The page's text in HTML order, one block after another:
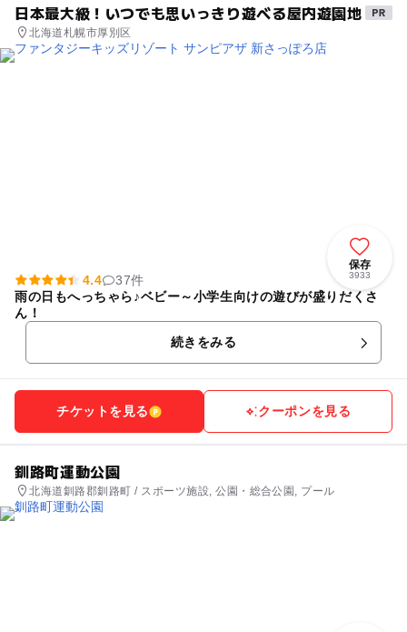
日本最大級！いつでも思いっきり遊べる屋内遊園地
北海道札幌市厚別区
保存
3933
4.4
37件
雨の日もへっちゃら♪ベビー～小学生向けの遊びが盛りだくさ
ん！
続きをみる
チケットを見る クーポンを見る
釧路町運動公園
北海道釧路郡釧路町 / スポーツ施設, 公園・総合公園, プール